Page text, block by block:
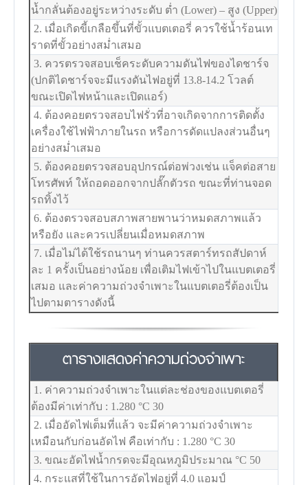
น้ำกลั่นต้องอยู่ระหว่างระดับ ต่ำ (Lower) – สูง (Upper)
2. เมื่อเกิดขี้เกลือขึ้นที่ขั้วแบตเตอรี่ ควรใช้น้ำร้อนเท
ราดที่ขั้วอย่างสม่ำเสมอ
3. ควรตรวจสอบเช็คระดับความดันไฟของไดชาร์จ
(ปกติไดชาร์จจะมีแรงดันไฟอยู่ที่ 13.8-14.2 โวลต์
ขณะเปิดไฟหน้าและเปิดแอร์)
4. ต้องคอยตรวจสอบไฟรั่วที่อาจเกิดจากการติดตั้ง
เครื่องใช้ไฟฟ้าภายในรถ หรือการดัดแปลงส่วนอื่นๆ
อย่างสม่ำเสมอ
5. ต้องคอยตรวจสอบอุปกรณ์ต่อพ่วงเช่น แจ็คต่อสาย
โทรศัพท์ ให้ถอดออกจากปลั๊กตัวรถ ขณะที่ท่านจอด
รถทิ้งไว้
6. ต้องตรวจสอบสภาพสายพานว่าหมดสภาพแล้ว
หรือยัง และควรเปลี่ยนเมื่อหมดสภาพ
7. เมื่อไม่ได้ใช้รถนานๆ ท่านควรสตาร์ทรถสัปดาห์
ละ 1 ครั้งเป็นอย่างน้อย เพื่อเติมไฟเข้าไปในแบตเตอรี่
เสมอ และค่าความถ่วงจำเพาะในแบตเตอรี่ต้องเป็น
ไปตามตารางดังนี้
ตารางแสดงค่าความถ่วงจำเพาะ
1. ค่าความถ่วงจำเพาะในแต่ละช่องของแบตเตอรี่
ต้องมีค่าเท่ากับ : 1.280 °C 30
2. เมื่ออัดไฟเต็มที่แล้ว จะมีค่าความถ่วงจำเพาะ
เหมือนกับก่อนอัดไฟ คือเท่ากับ : 1.280 °C 30
3. ขณะอัดไฟน้ำกรดจะมีอุณหภูมิประมาณ °C 50
4. กระแสที่ใช้ในการอัดไฟอยู่ที่ 4.0 แอมป์